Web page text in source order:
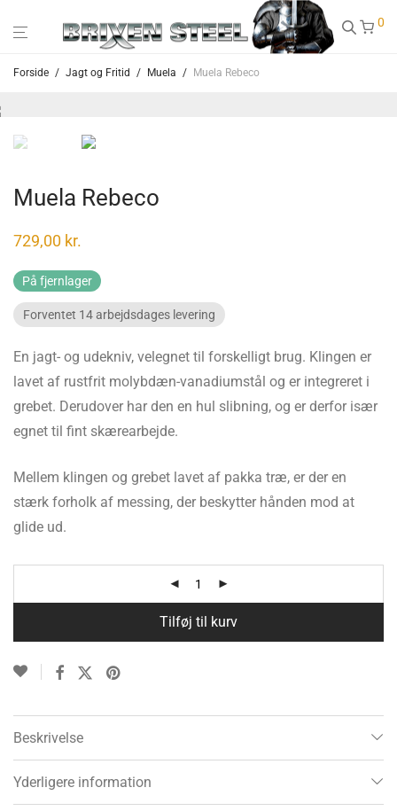
0
Forside / Jagt og Fritid / Muela / Muela Rebeco
Muela Rebeco
729,00 kr.
Forventet 14 arbejdsdages levering
En jagt- og udekniv, velegnet til forskelligt brug. Klingen er
lavet af rustfrit molybdæn-vanadiumstål og er integreret i
grebet. Derudover har den en hul slibning, og er derfor især
egnet til fint skærearbejde.
Mellem klingen og grebet lavet af pakka træ, er der en
stærk forholk af messing, der beskytter hånden mod at
glide ud.
På fjernlager
Tilføj til kurv
Beskrivelse
Yderligere information